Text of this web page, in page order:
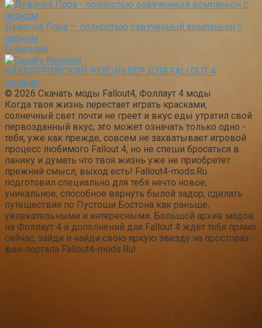
Девочка Лора — полностью озвученный компаньон с
перком
Геймплей
КАВАЛЕРИЙСКИЙ РЕВОЛЬВЕР ДЛЯ FALLOUT 4
Оружие
© 2026 Скачать моды Fallout4, Фоллаут 4 моды
Когда твоя жизнь перестает играть красками,
солнечный свет почти не греет и вкус еды утратил свой
первозданный вкус, это может означать только одно -
тебя, уже как прежде, совсем не захватывает игровой
процесс любимого Fallout 4, но не спеши бросаться в
панику и думать что твоя жизнь уже не приобретет
прежний смысл, выход есть! Fallout4-mods.Ru
подготовил специально для тебя нечто новое,
уникальное, способное вернуть былой задор, сделать
путешествия по Пустоши Бостона как раньше,
увлекательными и интересными. Большой архив модов
на Фоллаут 4 и дополнений для Fallout 4 ждет тебя прямо
сейчас, зайди и найди свою яркую звезду на просторах
фан-портала Fallout4-mods.Ru!